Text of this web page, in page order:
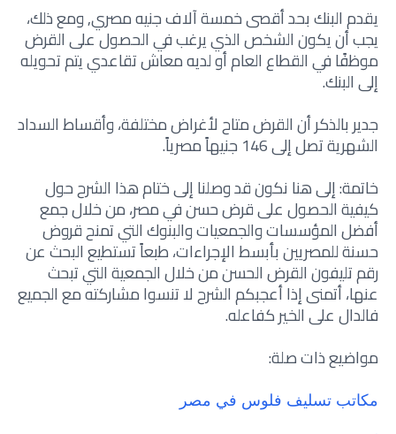
يقدم البنك بحد أقصى خمسة آلاف جنيه مصري, ومع ذلك،
يجب أن يكون الشخص الذي يرغب في الحصول على القرض
موظفًا في القطاع العام أو لديه معاش تقاعدي يتم تحويله
إلى البنك.
جدير بالذكر أن القرض متاح لأغراض مختلفة، وأقساط السداد
الشهرية تصل إلى 146 جنيهاً مصرياً.
خاتمة: إلى هنا نكون قد وصلنا إلى ختام هذا الشرح حول
كيفية الحصول على قرض حسن في مصر، من خلال جمع
أفضل المؤسسات والجمعيات والبنوك التي تمنح قروض
حسنة للمصريين بأبسط الإجراءات، طبعاً تستطيع البحث عن
رقم تليفون القرض الحسن من خلال الجمعية التي تبحث
عنها، أتمنى إذا أعجبكم الشرح لا تنسوا مشاركته مع الجميع
فالدال على الخير كفاعله.
مواضيع ذات صلة:
مكاتب تسليف فلوس في مصر